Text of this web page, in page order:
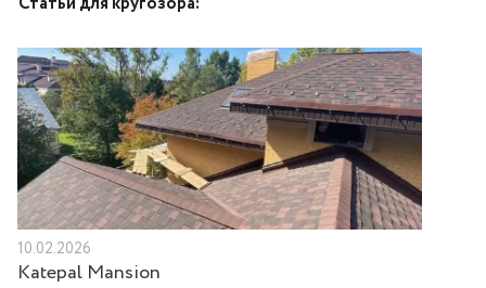
10.02.2026
Katepal Mansion